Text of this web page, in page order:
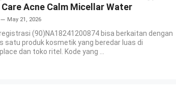
Acne Calm Micellar Water
May 21, 2026
(90)NA18241200874 bisa berkaitan dengan
satu produk kosmetik yang beredar luas di
dan toko ritel. Kode yang ...